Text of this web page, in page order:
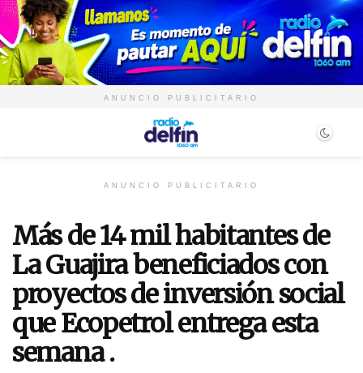
ANUNCIO PUBLICITARIO
ANUNCIO PUBLICITARIO
Más de 14 mil habitantes de
La Guajira beneficiados con
proyectos de inversión social
que Ecopetrol entrega esta
semana .